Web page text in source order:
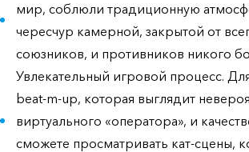
мир, соблюли традиционную
чересчур камерной, закрытой от
союзников, и противников никого
Увлекательный игровой процесс.
beat-m-up, которая выглядит
виртуального «оператора», и
сможете просматривать кат-сцены,